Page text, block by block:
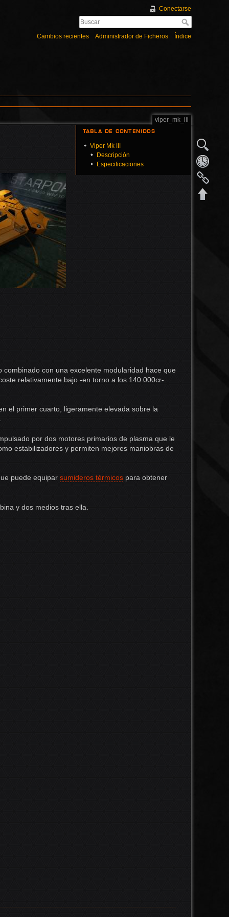
Conectarse
Cambios recientes Administrador de Ficheros Índice
viper_mk_iii
Tabla de Contenidos
Viper Mk III
Descripción
Especificaciones
con una excelente modularidad hace que
relativamente bajo -en torno a los 140.000cr-
el primer cuarto, ligeramente elevada sobre la
por dos motores primarios de plasma que le
estabilizadores y permiten mejores maniobras de
puede equipar sumideros térmicospara obtener
y dos medios tras ella.